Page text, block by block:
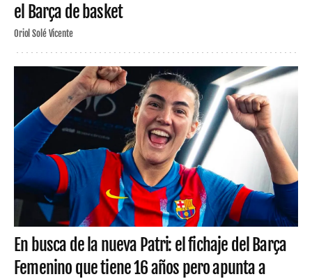
el Barça de basket
Oriol Solé Vicente
En busca de la nueva Patri: el fichaje del Barça
Femenino que tiene 16 años pero apunta a